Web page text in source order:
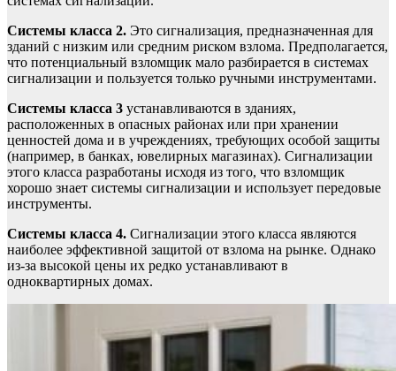
Системы класса 2. Это сигнализация, предназначенная для
зданий с низким или средним риском взлома. Предполагается,
что потенциальный взломщик мало разбирается в системах
сигнализации и пользуется только ручными инструментами.
Системы класса 3 устанавливаются в зданиях,
расположенных в опасных районах или при хранении
ценностей дома и в учреждениях, требующих особой защиты
(например, в банках, ювелирных магазинах). Сигнализации
этого класса разработаны исходя из того, что взломщик
хорошо знает системы сигнализации и использует передовые
инструменты.
Системы класса 4. Сигнализации этого класса являются
наиболее эффективной защитой от взлома на рынке. Однако
из-за высокой цены их редко устанавливают в
одноквартирных домах.